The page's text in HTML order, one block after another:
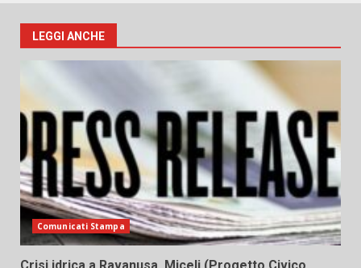
LEGGI ANCHE
Comunicati Stampa
Crisi idrica a Ravanusa, Miceli (Progetto Civico